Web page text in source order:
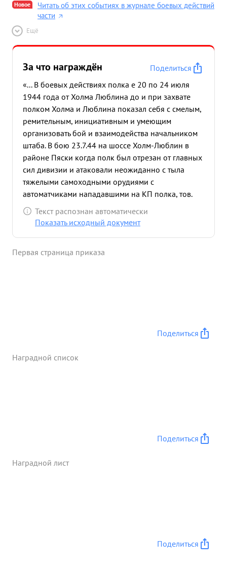
Новое
Читать об этих событиях в журнале боевых действий
части
Ещё
За что награждён
Поделиться
«... В боевых действиях полка е 20 по 24 июля
1944 года от Холма Люблина до и при захвате
полком Холма и Люблина показал себя с смелым,
ремительным, инициативным и умеющим
организовать бой и взаимодейства начальником
штаба. В бою 23.7.44 на шоссе Холм-Люблин в
районе Пяски когда полк был отрезан от главных
сил дивизии и атаковали неожиданно с тыла
тяжелыми самоходными орудиями с
автоматчиками нападавшими на КП полка, тов.
кудерман проявив инициативу организовать
оборону КП и круговую оборону полка
тыловых бойцов и штабных офицеров. В
Люблина 24.7.44г. Умело организовал уличный
возможность очистить всю южную и юго-
Текст распознан автоматически
Показать исходный документ
Первая страница приказа
Поделиться
Наградной список
Поделиться
Наградной лист
Поделиться